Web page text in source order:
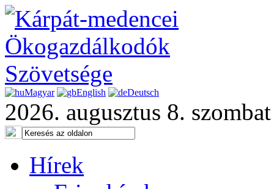
Magyar English Deutsch
2026. augusztus 8. szombat
Hírek